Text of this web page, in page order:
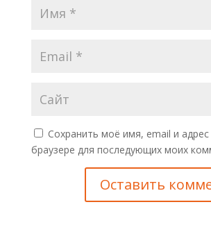
Сохранить моё имя, email и
браузере для последующих моих